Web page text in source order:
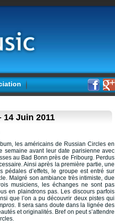
Juin 2011
les américains de Russian Circles en
semaine avant leur date parisienne avec
au Bad Bonn près de Fribourg. Perdus
Ainsi après la première partie, une
pédales d’effets, le groupe est entré sur
Malgré son ambiance très intimiste, due
musiciens, les échanges ne sont pas
en plaindrons pas. Les discours parfois
que l’on a pu découvrir deux pistes qui
. Il sera sans doute dans la lignée des
et originalités. Bref on peut s’attendre